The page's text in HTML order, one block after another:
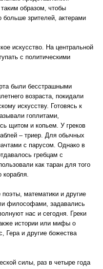
образом, чтобы
больше зрителей, актерами
искусство. На центральной
с политическими
были бесстрашными
возраста, покидали
искусству. Готовясь к
гоплитами,
щитом и копьем. У греков
– триер. Для обычных
с парусом. Однако в
гребцам с
как таран для того
корабля.
математики и другие
философами, задавались
нас и сегодня. Греки
истории или мифы о
Гера и другие божества
силы, раз в четыре года